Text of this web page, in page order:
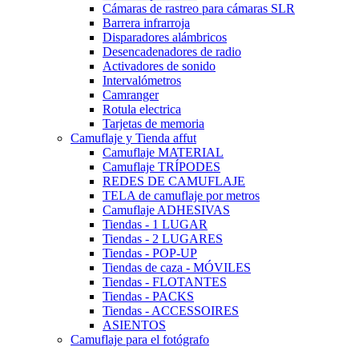
Cámaras de rastreo para cámaras SLR
Barrera infrarroja
Disparadores alámbricos
Desencadenadores de radio
Activadores de sonido
Intervalómetros
Camranger
Rotula electrica
Tarjetas de memoria
Camuflaje y Tienda affut
Camuflaje MATERIAL
Camuflaje TRÍPODES
REDES DE CAMUFLAJE
TELA de camuflaje por metros
Camuflaje ADHESIVAS
Tiendas - 1 LUGAR
Tiendas - 2 LUGARES
Tiendas - POP-UP
Tiendas de caza - MÓVILES
Tiendas - FLOTANTES
Tiendas - PACKS
Tiendas - ACCESSOIRES
ASIENTOS
Camuflaje para el fotógrafo